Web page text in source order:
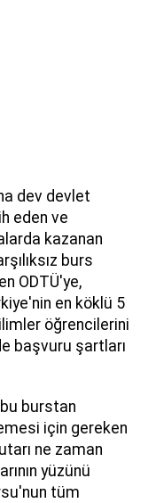
dev devlet
eden ve
kazanan
burs
ODTÜ'ye,
en köklü 5
öğrencilerini
başvuru şartları
burstan
için gereken
ne zaman
yüzünü
tüm